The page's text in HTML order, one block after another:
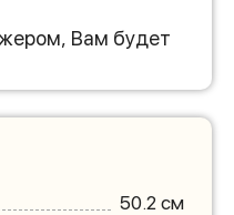
Вам будет
50.2 см